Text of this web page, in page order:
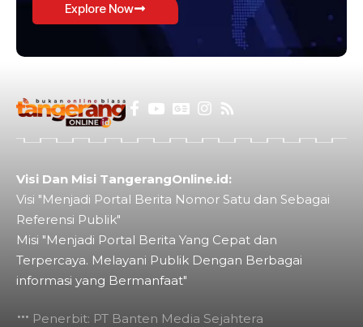
Explore Now
Visi Dan Misi TangerangOnline.id:
Visi "Menjadi Portal Berita Nomor Satu dan Sebagai
Referensi Publik"
Misi "Menjadi Portal Berita Yang Cepat dan
Terpercaya. Melayani Publik Dengan Berbagai
informasi yang Bermanfaat"
Penerbit: PT Banten Media Sejahtera